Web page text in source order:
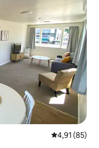
4,91 de uma
4,91 (85)